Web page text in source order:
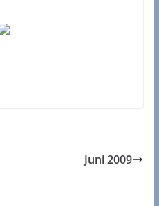
Juni 2009